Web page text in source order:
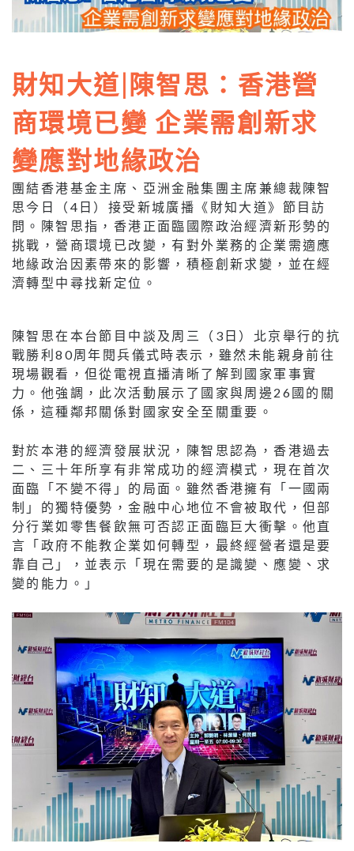
財知大道|陳智思：香港營
商環境已變 企業需創新求
變應對地緣政治
團結香港基金主席、亞洲金融集團主席兼總裁陳智
思今日（4日）接受新城廣播《財知大道》節目訪
問。陳智思指，香港正面臨國際政治經濟新形勢的
挑戰，營商環境已改變，有對外業務的企業需適應
地緣政治因素帶來的影響，積極創新求變，並在經
濟轉型中尋找新定位。
陳智思在本台節目中談及周三（3日）北京舉行的抗
戰勝利80周年閱兵儀式時表示，雖然未能親身前往
現場觀看，但從電視直播清晰了解到國家軍事實
力。他強調，此次活動展示了國家與周邊26國的關
係，這種鄰邦關係對國家安全至關重要。
對於本港的經濟發展狀況，陳智思認為，香港過去
二、三十年所享有非常成功的經濟模式，現在首次
面臨「不變不得」的局面。雖然香港擁有「一國兩
制」的獨特優勢，金融中心地位不會被取代，但部
分行業如零售餐飲無可否認正面臨巨大衝擊。他直
言「政府不能教企業如何轉型，最終經營者還是要
靠自己」，並表示「現在需要的是識變、應變、求
變的能力。」